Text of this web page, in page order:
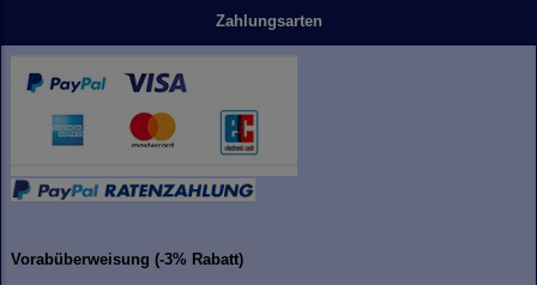
Zahlungsarten
Vorabüberweisung (-3% Rabatt)